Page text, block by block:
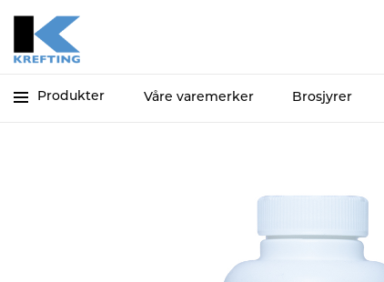
Produkter Våre varemerker Brosjyrer